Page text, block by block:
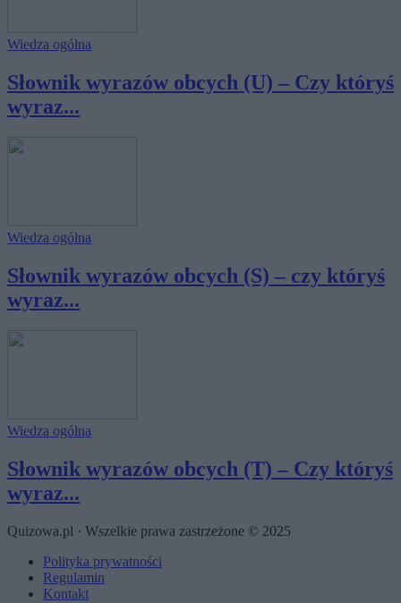
Wiedza ogólna
Słownik wyrazów obcych (U) – Czy któryś
wyraz...
Wiedza ogólna
Słownik wyrazów obcych (S) – czy któryś
wyraz...
Wiedza ogólna
Słownik wyrazów obcych (T) – Czy któryś
wyraz...
Quizowa.pl · Wszelkie prawa zastrzeżone © 2025
Polityka prywatności
Regulamin
Kontakt